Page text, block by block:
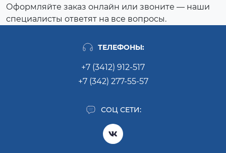
Оформляйте заказ онлайн или звоните — наши
специалисты ответят на все вопросы.
ТЕЛЕФОНЫ:
+7 (3412) 912-517
+7 (342) 277-55-57
СОЦ СЕТИ: